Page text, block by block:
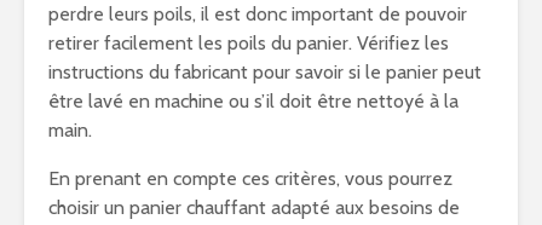
perdre leurs poils, il est donc important de pouvoir
retirer facilement les poils du panier. Vérifiez les
instructions du fabricant pour savoir si le panier peut
être lavé en machine ou s’il doit être nettoyé à la
main.
En prenant en compte ces critères, vous pourrez
choisir un panier chauffant adapté aux besoins de